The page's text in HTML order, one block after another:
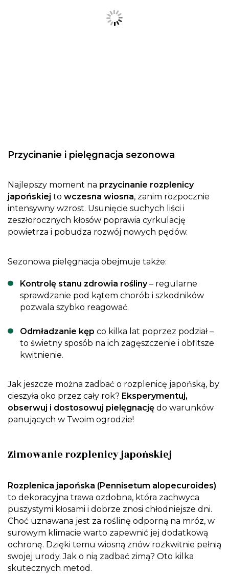
Przycinanie i pielęgnacja sezonowa
Najlepszy moment na przycinanie rozplenicy
japońskiej to wczesna wiosna, zanim rozpocznie
intensywny wzrost. Usunięcie suchych liści i
zeszłorocznych kłosów poprawia cyrkulację
powietrza i pobudza rozwój nowych pędów.
Sezonowa pielęgnacja obejmuje także:
Kontrolę stanu zdrowia rośliny– regularne
sprawdzanie pod kątem chorób i szkodników
pozwala szybko reagować.
Odmładzanie kęp co kilka lat poprzez podział –
to świetny sposób na ich zagęszczenie i obfitsze
kwitnienie.
Jak jeszcze można zadbać o rozplenicę japońską, by
cieszyła oko przez cały rok? Eksperymentuj,
obserwuj i dostosowuj pielęgnację do warunków
panujących w Twoim ogrodzie!
Zimowanie rozplenicy japońskiej
Rozplenica japońska (Pennisetum alopecuroides)
to dekoracyjna trawa ozdobna, która zachwyca
puszystymi kłosami i dobrze znosi chłodniejsze dni.
Choć uznawana jest za roślinę odporną na mróz, w
surowym klimacie warto zapewnić jej dodatkową
ochronę. Dzięki temu wiosną znów rozkwitnie pełnią
swojej urody. Jak o nią zadbać zimą? Oto kilka
skutecznych metod.